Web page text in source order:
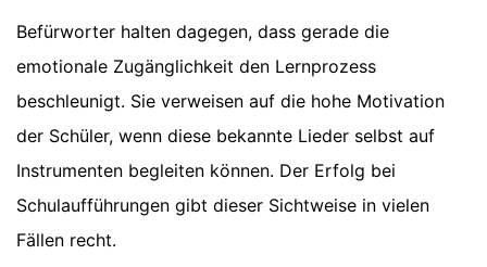
Befürworter halten dagegen, dass gerade die
emotionale Zugänglichkeit den Lernprozess
beschleunigt. Sie verweisen auf die hohe Motivation
der Schüler, wenn diese bekannte Lieder selbst auf
Instrumenten begleiten können. Der Erfolg bei
Schulaufführungen gibt dieser Sichtweise in vielen
Fällen recht.